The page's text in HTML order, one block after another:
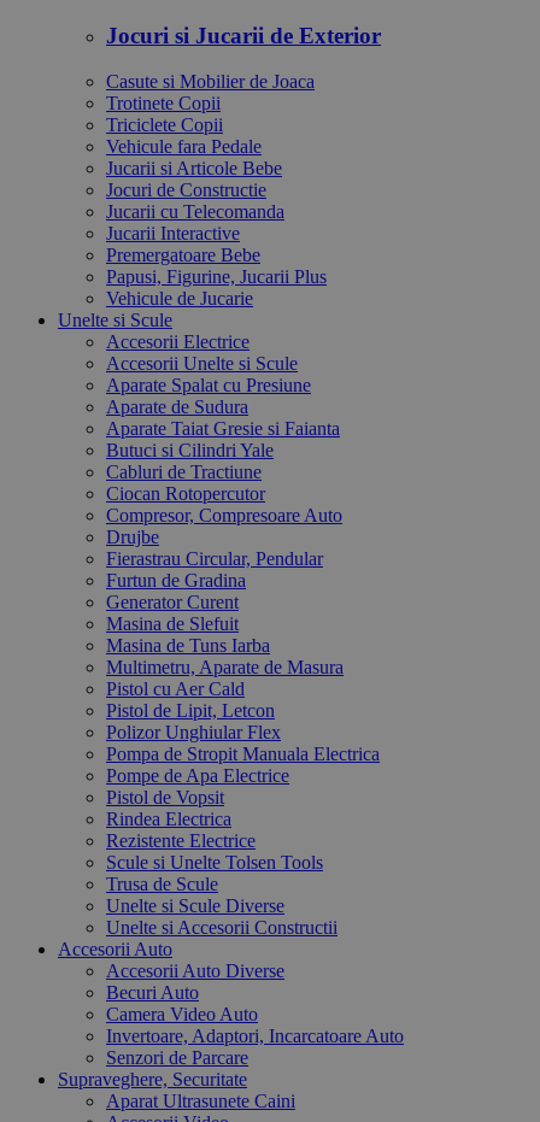
Jocuri si Jucarii de Exterior
Casute si Mobilier de Joaca
Trotinete Copii
Triciclete Copii
Vehicule fara Pedale
Jucarii si Articole Bebe
Jocuri de Constructie
Jucarii cu Telecomanda
Jucarii Interactive
Premergatoare Bebe
Papusi, Figurine, Jucarii Plus
Vehicule de Jucarie
Unelte si Scule
Accesorii Electrice
Accesorii Unelte si Scule
Aparate Spalat cu Presiune
Aparate de Sudura
Aparate Taiat Gresie si Faianta
Butuci si Cilindri Yale
Cabluri de Tractiune
Ciocan Rotopercutor
Compresor, Compresoare Auto
Drujbe
Fierastrau Circular, Pendular
Furtun de Gradina
Generator Curent
Masina de Slefuit
Masina de Tuns Iarba
Multimetru, Aparate de Masura
Pistol cu Aer Cald
Pistol de Lipit, Letcon
Polizor Unghiular Flex
Pompa de Stropit Manuala Electrica
Pompe de Apa Electrice
Pistol de Vopsit
Rindea Electrica
Rezistente Electrice
Scule si Unelte Tolsen Tools
Trusa de Scule
Unelte si Scule Diverse
Unelte si Accesorii Constructii
Accesorii Auto
Accesorii Auto Diverse
Becuri Auto
Camera Video Auto
Invertoare, Adaptori, Incarcatoare Auto
Senzori de Parcare
Supraveghere, Securitate
Aparat Ultrasunete Caini